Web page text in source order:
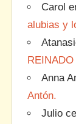
Carol
alubias y
Anna
Antón.
Julio